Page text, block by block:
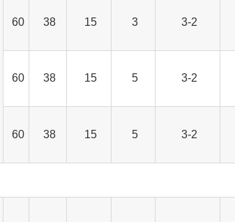
3-2
3
15
38
60
3-2
5
15
38
60
3-2
5
15
38
60